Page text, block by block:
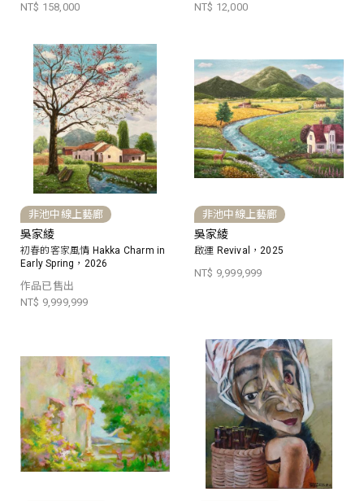
NT$ 158,000 NT$ 12,000
非池中線上藝廊
吳家綾
初春的客家風情 Hakka Charm in
Early Spring，2026
作品已售出
NT$ 9,999,999
非池中線上藝廊
吳家綾
啟運 Revival，2025
NT$ 9,999,999